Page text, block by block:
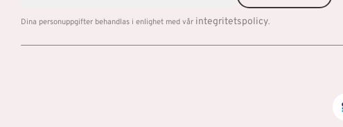
Dina personuppgifter behandlas i enlighet med vår integritetspolicy.